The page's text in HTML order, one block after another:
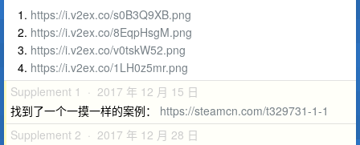
https://i.v2ex.co/s0B3Q9XB.png
https://i.v2ex.co/8EqpHsgM.png
https://i.v2ex.co/v0tskW52.png
https://i.v2ex.co/1LH0z5mr.png
Supplement 1 · 2017 年 12 月 15 日
找到了一个一摸一样的案例： https://steamcn.com/t329731-1-1
Supplement 2 · 2017 年 12 月 28 日